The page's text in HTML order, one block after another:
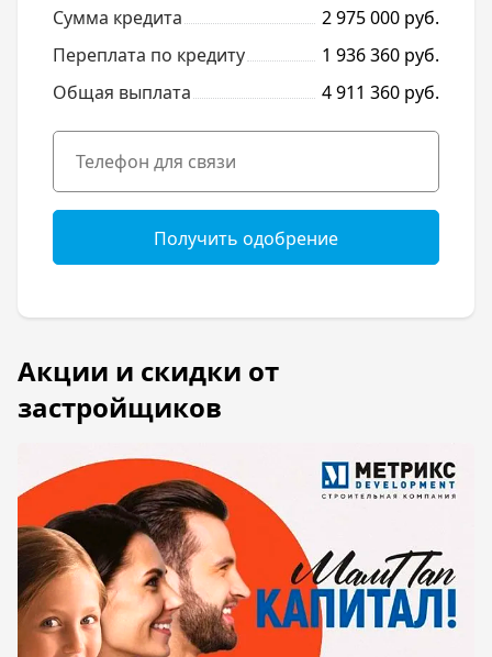
Сумма кредита
2 975 000 руб.
Переплата по кредиту
1 936 360 руб.
Общая выплата
4 911 360 руб.
Получить одобрение